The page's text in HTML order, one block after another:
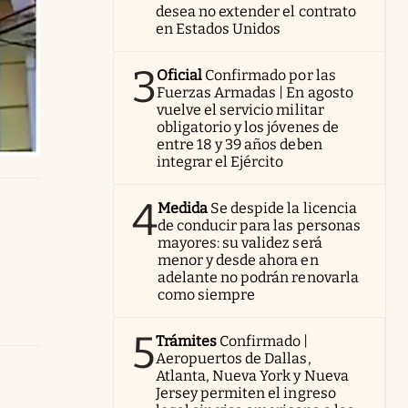
desea no extender el contrato
en Estados Unidos
3Oficial Confirmado por las
Fuerzas Armadas | En agosto
vuelve el servicio militar
obligatorio y los jóvenes de
entre 18 y 39 años deben
integrar el Ejército
4Medida Se despide la licencia
de conducir para las personas
mayores: su validez será
menor y desde ahora en
adelante no podrán renovarla
como siempre
5Trámites Confirmado |
Aeropuertos de Dallas,
Atlanta, Nueva York y Nueva
Jersey permiten el ingreso